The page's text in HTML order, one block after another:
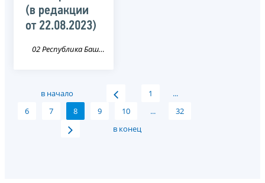
(в редакции
от 22.08.2023)
02 Республика Башкортостан
в начало 1
...
6
7 8 9 10 ...
32
в конец